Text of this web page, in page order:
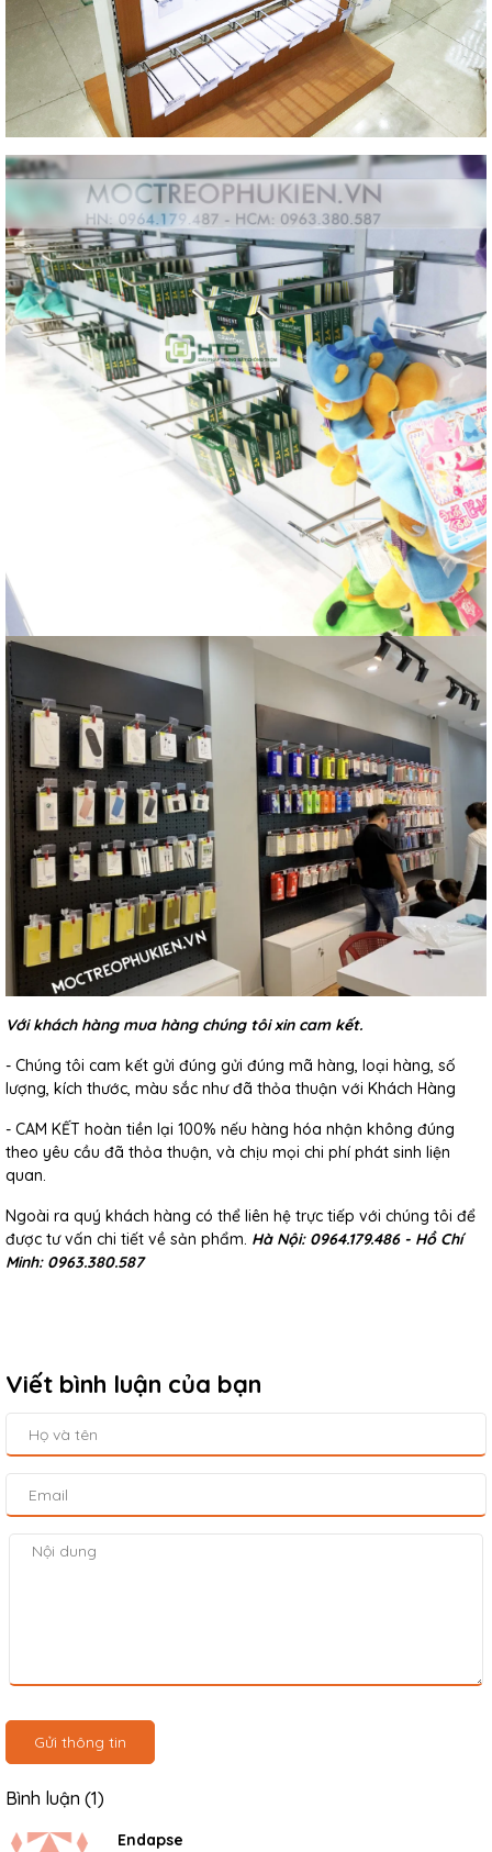
Với khách hàng mua hàng chúng tôi xin cam kết.
- Chúng tôi cam kết gửi đúng gửi đúng mã hàng, loại hàng, số
lượng, kích thước, màu sắc như đã thỏa thuận với Khách Hàng
- CAM KẾT hoàn tiền lại 100% nếu hàng hóa nhận không đúng
theo yêu cầu đã thỏa thuận, và chịu mọi chi phí phát sinh liện
quan.
Ngoài ra quý khách hàng có thể liên hệ trực tiếp với chúng tôi để
được tư vấn chi tiết về sản phẩm. Hà Nội: 0964.179.486 - Hồ Chí
Minh: 0963.380.587
Viết bình luận của bạn
Gửi thông tin
Bình luận (1)
Endapse